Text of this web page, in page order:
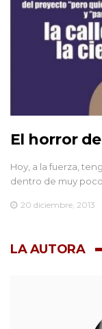
El horror
Hoy, a la fuerza,
dentro de muy
20 diciembre, 2013
LA AUTORA